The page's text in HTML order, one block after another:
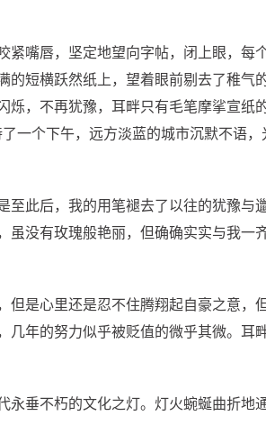
紧嘴唇，坚定地望向字帖，闭上眼，每
短横跃然纸上，望着眼前剔去了稚气
烁，不再犹豫，耳畔只有毛笔摩挲宣纸
一个下午，远方淡蓝的城市沉默不语，
至此后，我的用笔褪去了以往的犹豫与
虽没有玫瑰般艳丽，但确确实实与我一
但是心里还是忍不住腾翔起自豪之意，
几年的努力似乎被贬值的微乎其微。耳
永垂不朽的文化之灯。灯火蜿蜒曲折地